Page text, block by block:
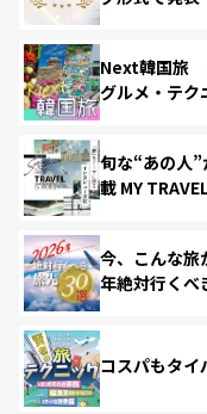
Next韓国旅
グルメ・テク
旬な“あの人
載 MY
今、こんな旅
年絶対行くべ
コスパもタイ